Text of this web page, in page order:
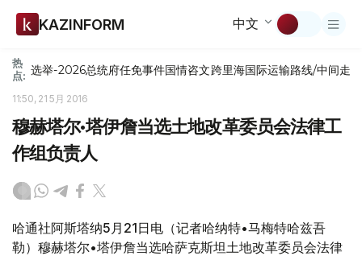
KAZINFORM 中文
热
点: 选举-2026总统府任免事件国情咨文跨里海国际运输路线/中间走廊
11:50, 21 5月 2016
穆赫塔尔•塔伊詹当选土地改革委员会法律工
作组负责人
哈通社阿斯塔纳5月21日电（记者哈纳特•马梅特哈兹吾
勒）穆赫塔尔•塔伊詹当选哈萨克斯坦土地改革委员会法律